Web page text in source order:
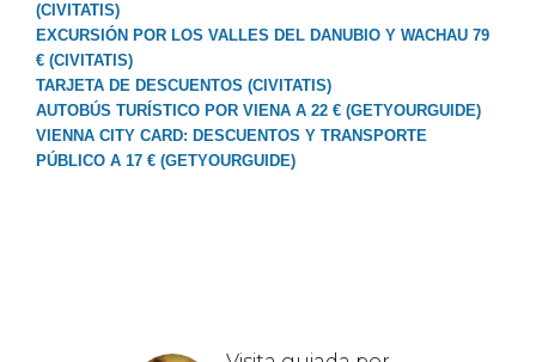
(CIVITATIS)
EXCURSIÓN POR LOS VALLES DEL DANUBIO Y WACHAU 79
€ (CIVITATIS)
TARJETA DE DESCUENTOS (CIVITATIS)
AUTOBÚS TURÍSTICO POR VIENA A 22 € (GETYOURGUIDE)
VIENNA CITY CARD: DESCUENTOS Y TRANSPORTE
PÚBLICO A 17 € (GETYOURGUIDE)